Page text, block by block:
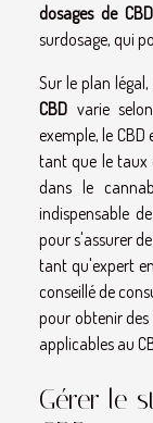
dosages de CBD
surdosage, qui
Sur le plan légal,
CBD varie
exemple, le
tant que le taux
dans le
indispensable
pour s'assurer
tant qu'expert
conseillé de
pour obtenir
applicables au
Gérer le